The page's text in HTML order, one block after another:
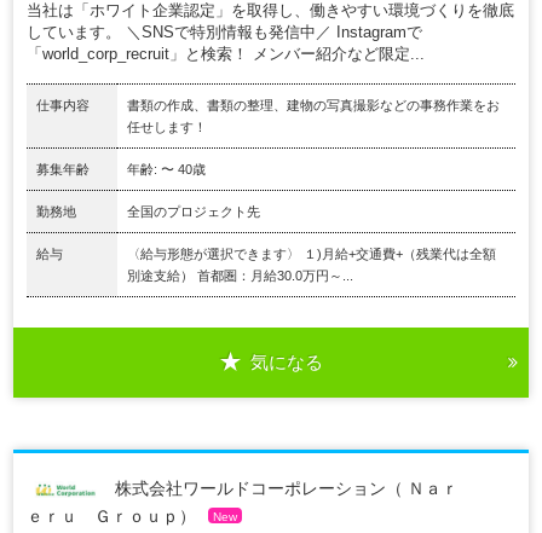
当社は「ホワイト企業認定」を取得し、働きやすい環境づくりを徹底
しています。 ＼SNSで特別情報も発信中／ Instagramで
「world_corp_recruit」と検索！ メンバー紹介など限定...
仕事内容
書類の作成、書類の整理、建物の写真撮影などの事務作業をお
任せします！
募集年齢 年齢: 〜 40歳
勤務地 全国のプロジェクト先
給与
〈給与形態が選択できます〉 １)月給+交通費+（残業代は全額
別途支給） 首都圏：月給30.0万円～...
気になる
株式会社ワールドコーポレーション（ Ｎａｒ
ｅｒｕ Ｇｒｏｕｐ）
New